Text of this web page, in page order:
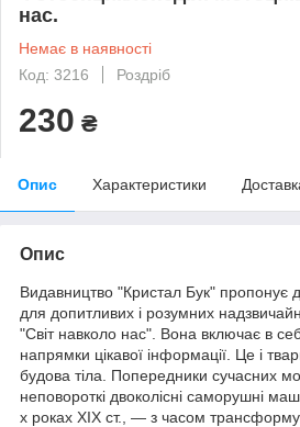
нас.
Немає в наявності
Код: 3216
Роздріб
230 ₴
Опис Характеристики
Опис
Видавництво "Кристал Бук" пропонує
для допитливих і розумних
"Світ навколо нас". Вона включає в
напрямки цікавої інформації. Це і
будова тіла. Попередники сучасних
неповороткі двоколісні саморушні
х роках XIX ст., — з часом